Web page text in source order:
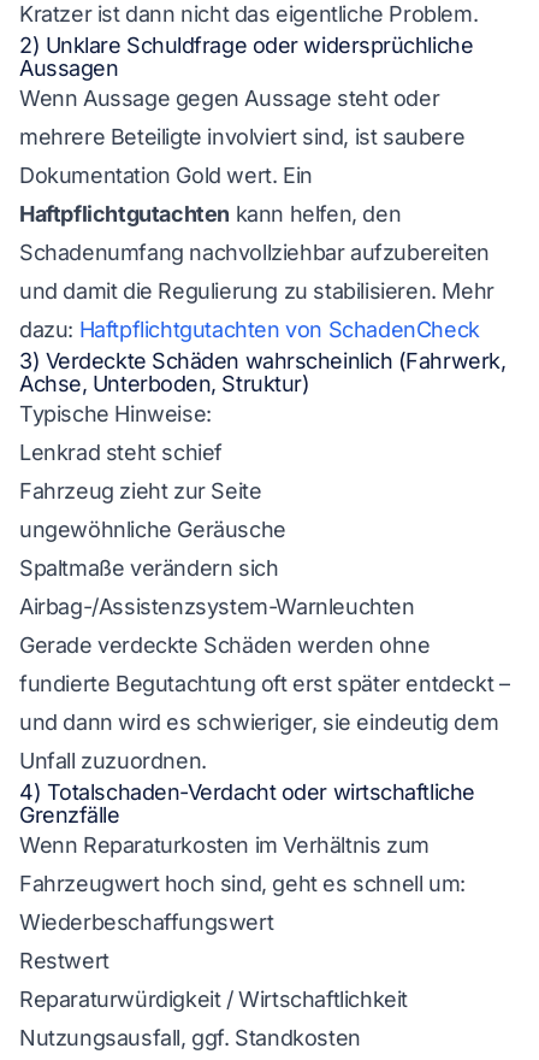
Kratzer ist dann nicht das eigentliche Problem.
2) Unklare Schuldfrage oder widersprüchliche
Aussagen
Wenn Aussage gegen Aussage steht oder
mehrere Beteiligte involviert sind, ist saubere
Dokumentation Gold wert. Ein
Haftpflichtgutachten kann helfen, den
Schadenumfang nachvollziehbar aufzubereiten
und damit die Regulierung zu stabilisieren. Mehr
dazu: Haftpflichtgutachten von SchadenCheck
3) Verdeckte Schäden wahrscheinlich (Fahrwerk,
Achse, Unterboden, Struktur)
Typische Hinweise:
Lenkrad steht schief
Fahrzeug zieht zur Seite
ungewöhnliche Geräusche
Spaltmaße verändern sich
Airbag-/Assistenzsystem-Warnleuchten
Gerade verdeckte Schäden werden ohne
fundierte Begutachtung oft erst später entdeckt –
und dann wird es schwieriger, sie eindeutig dem
Unfall zuzuordnen.
4) Totalschaden-Verdacht oder wirtschaftliche
Grenzfälle
Wenn Reparaturkosten im Verhältnis zum
Fahrzeugwert hoch sind, geht es schnell um:
Wiederbeschaffungswert
Restwert
Reparaturwürdigkeit / Wirtschaftlichkeit
Nutzungsausfall, ggf. Standkosten